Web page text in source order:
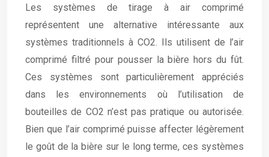
Les systèmes de tirage à air comprimé
représentent une alternative intéressante aux
systèmes traditionnels à CO2. Ils utilisent de l’air
comprimé filtré pour pousser la bière hors du fût.
Ces systèmes sont particulièrement appréciés
dans les environnements où l’utilisation de
bouteilles de CO2 n’est pas pratique ou autorisée.
Bien que l’air comprimé puisse affecter légèrement
le goût de la bière sur le long terme, ces systèmes